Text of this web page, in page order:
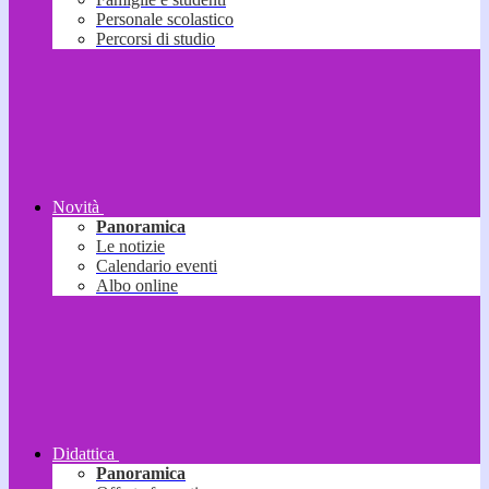
Personale scolastico
Percorsi di studio
Novità
Panoramica
Le notizie
Calendario eventi
Albo online
Didattica
Panoramica